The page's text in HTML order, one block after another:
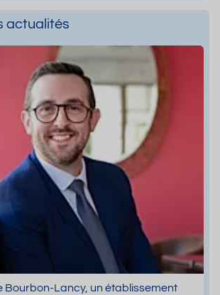
actualités
Bourbon-Lancy, un établissement